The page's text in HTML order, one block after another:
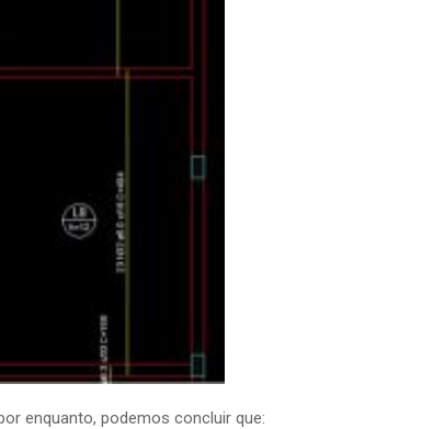
enquanto, podemos concluir que: